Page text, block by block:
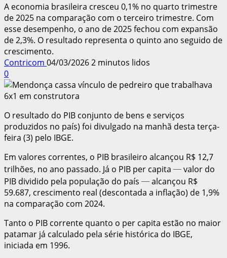
A economia brasileira cresceu 0,1% no quarto trimestre
de 2025 na comparação com o terceiro trimestre. Com
esse desempenho, o ano de 2025 fechou com expansão
de 2,3%. O resultado representa o quinto ano seguido de
crescimento.
Contricom 04/03/20262 minutos lidos
0
O resultado do PIB conjunto de bens e serviços
produzidos no país) foi divulgado na manhã desta terça-
feira (3) pelo IBGE.
Em valores correntes, o PIB brasileiro alcançou R$ 12,7
trilhões, no ano passado. Já o PIB per capita ─ valor do
PIB dividido pela população do país ─ alcançou R$
59.687, crescimento real (descontada a inflação) de 1,9%
na comparação com 2024.
Tanto o PIB corrente quanto o per capita estão no maior
patamar já calculado pela série histórica do IBGE,
iniciada em 1996.